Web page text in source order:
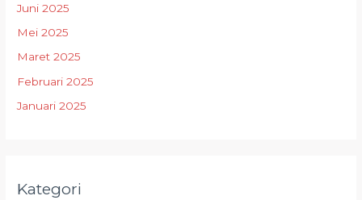
Juni 2025
Mei 2025
Maret 2025
Februari 2025
Januari 2025
Kategori